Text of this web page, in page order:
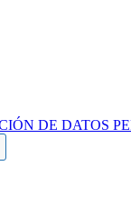
DE DATOS